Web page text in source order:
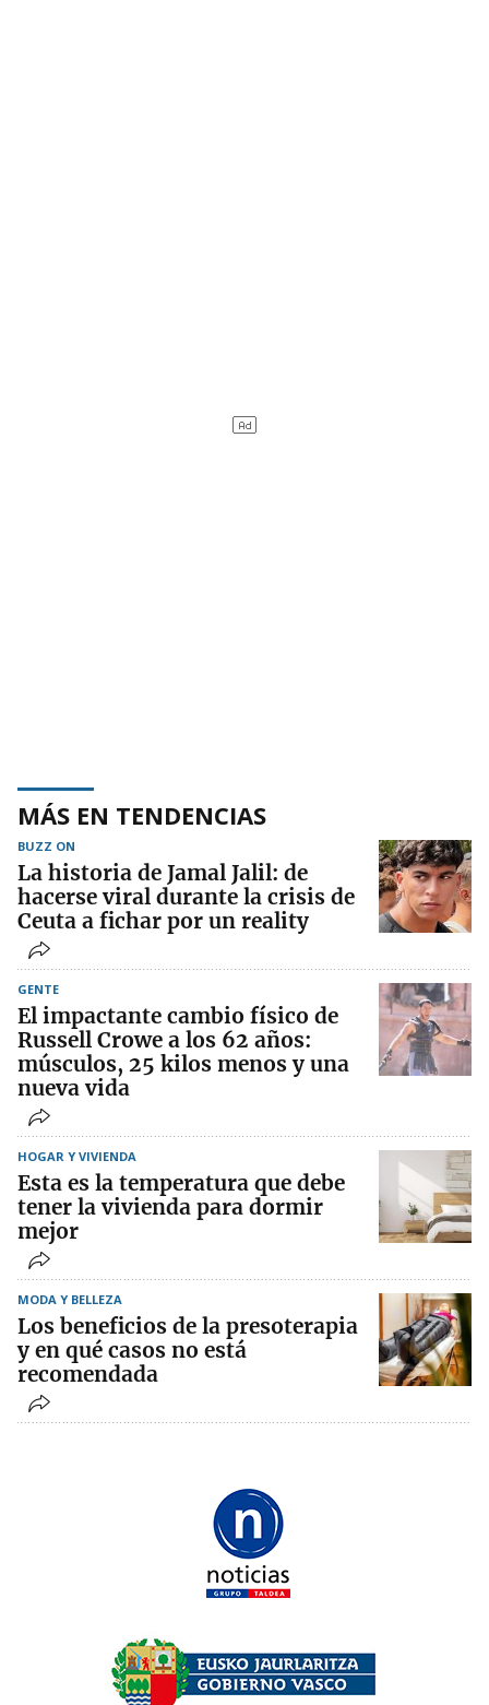
MÁS EN TENDENCIAS
BUZZ ON
La historia de Jamal Jalil: de
hacerse viral durante la crisis de
Ceuta a fichar por un reality
GENTE
El impactante cambio físico de
Russell Crowe a los 62 años:
músculos, 25 kilos menos y una
nueva vida
HOGAR Y VIVIENDA
Esta es la temperatura que debe
tener la vivienda para dormir
mejor
MODA Y BELLEZA
Los beneficios de la presoterapia
y en qué casos no está
recomendada